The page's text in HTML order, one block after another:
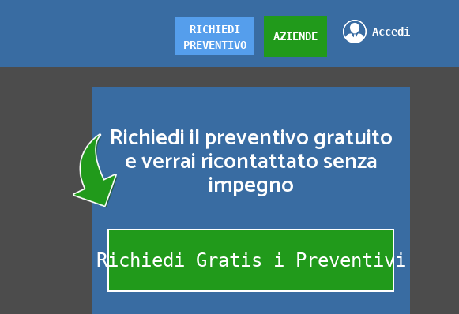
Accedi
AZIENDE
RICHIEDI
PREVENTIVO
Richiedi il preventivo gratuito
e verrai ricontattato senza
impegno
Richiedi Gratis i Preventivi